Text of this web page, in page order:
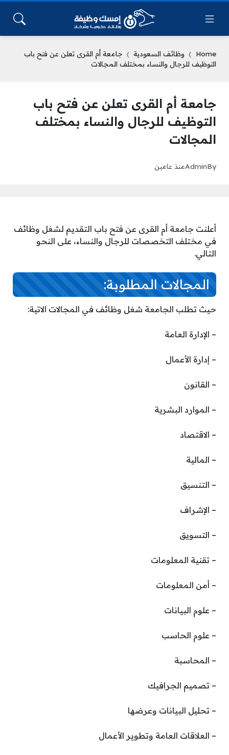
Home وظائف السعودية
جامعة أم القرى تعلن عن فتح باب
التوظيف للرجال والنساء بمختلف المجالات
جامعة أم القرى تعلن عن فتح باب
التوظيف للرجال والنساء بمختلف
المجالات
By
Adminمنذ عامين
أعلنت جامعة أم القرى عن فتح باب التقديم لشغل وظائف
في مختلف التخصصات للرجال والنساء، على النحو
التالي.
المجالات المطلوبة:
حيث تطلب الجامعة شغل وظائف في المجالات الاتية:
– الإدارة العامة
– إدارة الأعمال
– القانون
– الموارد البشرية
– الاقتصاد
– المالية
– التنسيق
– الإشراف
– التسويق
– تقنية المعلومات
– أمن المعلومات
– علوم البيانات
– علوم الحاسب
– المحاسبة
– تصميم الجرافيك
– تحليل البيانات وعرضها
– العلاقات العامة وتطوير الأعمال